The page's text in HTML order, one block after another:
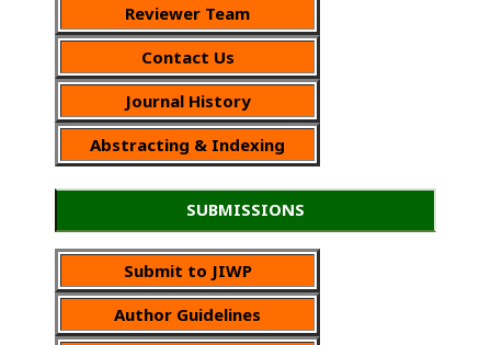
Reviewer Team
Contact Us
Journal History
Abstracting & Indexing
SUBMISSIONS
Submit to JIWP
Author Guidelines